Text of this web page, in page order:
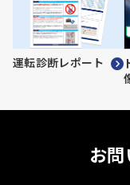
運転診断レポート
お